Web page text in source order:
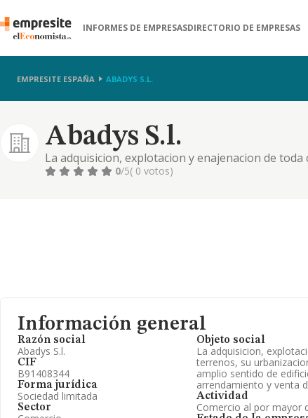
INFORMES DE EMPRESASDIRECTORIO DE EMPRESAS
EMPRESITE ESPAÑA ABADYS S.L.
Abadys S.l.
La adquisicion, explotacion y enajenacion de
construccion en su mas amplio sentido de
0/5( 0 votos)
Información general
Razón social
Abadys S.l.
CIF
B91408344
Forma jurídica
Sociedad limitada
Sector
Objeto social
La adquisicion,
terrenos, su
amplio sentido de
arrendamiento y venta
Actividad
Comercio al por mayor